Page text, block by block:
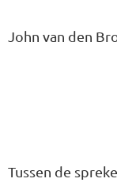
John van den
Tussen de